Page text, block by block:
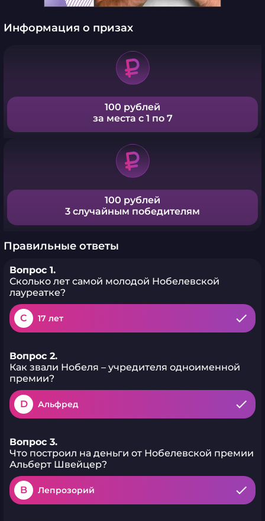
Информация о призах
100 рублей
за места с 1 по 7
100 рублей
3 случайным победителям
Правильные ответы
Вопрос 1.
Сколько лет самой молодой Нобелевской
лауреатке?
C 17 лет
Вопрос 2.
Как звали Нобеля – учредителя одноименной
премии?
D Альфред
Вопрос 3.
Что построил на деньги от Нобелевской премии
Альберт Швейцер?
B Лепрозорий